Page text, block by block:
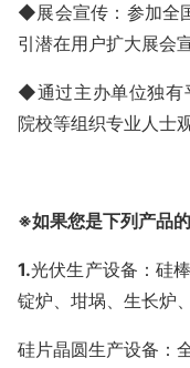
◆展会宣传： 参加全
引潜在用户扩大展会
◆通过主办单位独有
院校等组织专业人士
※如果您是下列产品
1.光伏生产设备：硅
锭炉、坩埚、生长炉
硅片晶圆生产设备：